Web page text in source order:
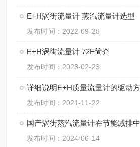
E+H涡街流量计 蒸汽流量计选型
发布时间：2022-09-28
E+H涡街流量计 72F简介
发布时间：2023-02-23
详细说明E+H质量流量计的驱动
发布时间：2021-11-22
国产涡街蒸汽流量计在节能减排
发布时间：2024-06-14